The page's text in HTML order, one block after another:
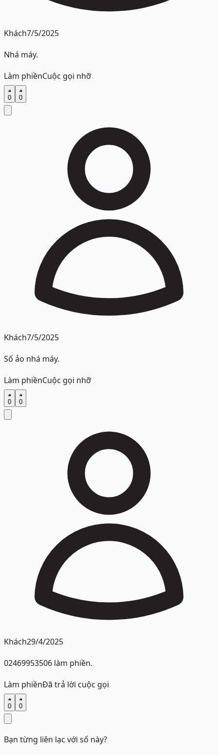
Khách7/5/2025
Nhá máy.
Làm phiềnCuộc gọi nhỡ
0 0
Khách7/5/2025
Số ảo nhá máy.
Làm phiềnCuộc gọi nhỡ
0 0
Khách29/4/2025
02469953506 làm phiền.
Làm phiềnĐã trả lời cuộc gọi
0 0
Bạn từng liên lạc với số này?